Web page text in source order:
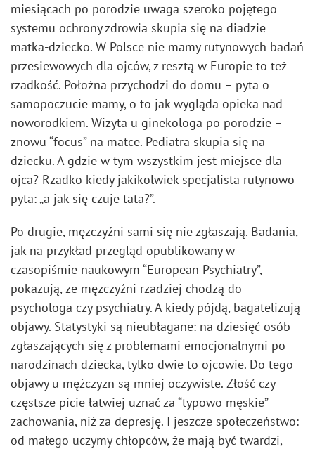
miesiącach po porodzie uwaga szeroko pojętego
systemu ochrony zdrowia skupia się na diadzie
matka-dziecko. W Polsce nie mamy rutynowych badań
przesiewowych dla ojców, z resztą w Europie to też
rzadkość. Położna przychodzi do domu – pyta o
samopoczucie mamy, o to jak wygląda opieka nad
noworodkiem. Wizyta u ginekologa po porodzie –
znowu “focus” na matce. Pediatra skupia się na
dziecku. A gdzie w tym wszystkim jest miejsce dla
ojca? Rzadko kiedy jakikolwiek specjalista rutynowo
pyta: „a jak się czuje tata?”.
Po drugie, mężczyźni sami się nie zgłaszają. Badania,
jak na przykład przegląd opublikowany w
czasopiśmie naukowym “European Psychiatry”,
pokazują, że mężczyźni rzadziej chodzą do
psychologa czy psychiatry. A kiedy pójdą, bagatelizują
objawy. Statystyki są nieubłagane: na dziesięć osób
zgłaszających się z problemami emocjonalnymi po
narodzinach dziecka, tylko dwie to ojcowie. Do tego
objawy u mężczyzn są mniej oczywiste. Złość czy
częstsze picie łatwiej uznać za “typowo męskie”
zachowania, niż za depresję. I jeszcze społeczeństwo:
od małego uczymy chłopców, że mają być twardzi,